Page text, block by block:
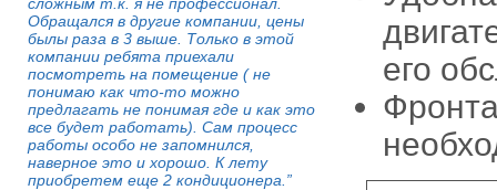
его
Обращался в другие компании, цены
былы раза в 3 выше. Только в этой
компании ребята приехали
посмотреть на помещение ( не
понимаю как что-то можно
предлагать не понимая где и как это
все будет работать). Сам процесс
работы особо не запомнился,
наверное это и хорошо. К лету
приобретем еще 2 кондиционера.”